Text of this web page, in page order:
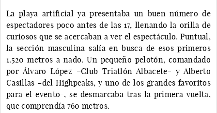
La playa artificial ya presentaba un buen número de
espectadores poco antes de las 17, llenando la orilla de
curiosos que se acercaban a ver el espectáculo. Puntual,
la sección masculina salía en busca de esos primeros
1.520 metros a nado. Un pequeño pelotón, comandado
por Álvaro López –Club Triatlón Albacete- y Alberto
Casillas –del Highpeaks, y uno de los grandes favoritos
para el evento-, se desmarcaba tras la primera vuelta,
que comprendía 760 metros.